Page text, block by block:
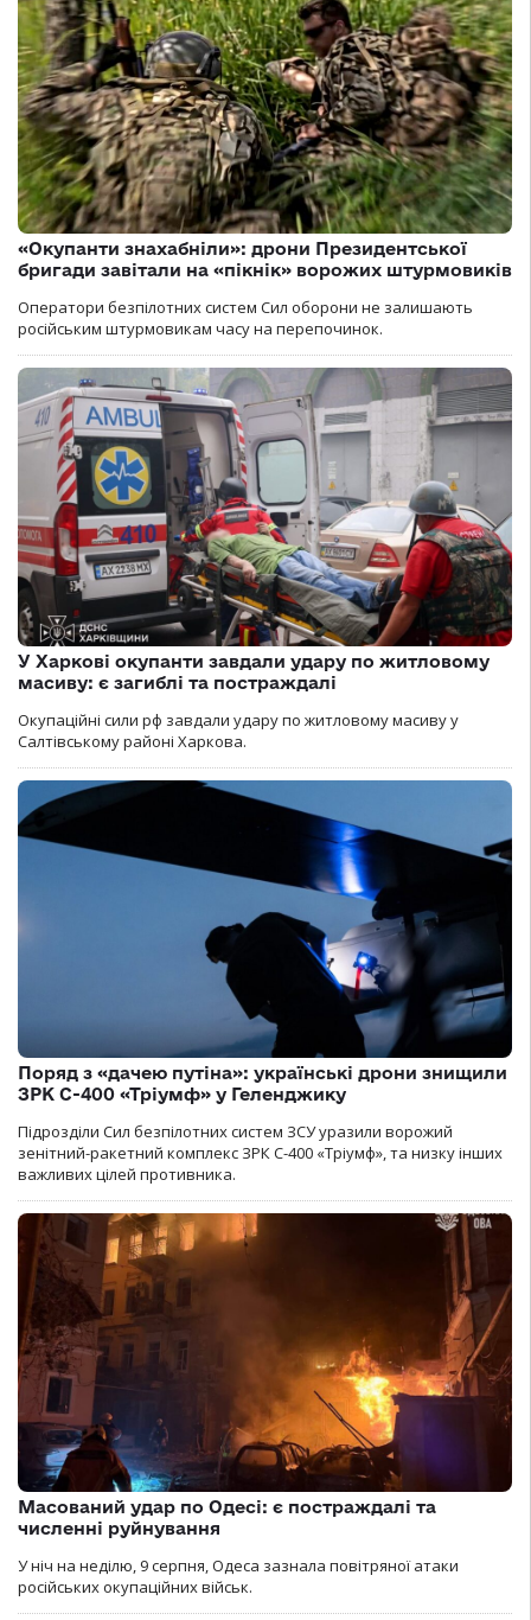
«Окупанти знахабніли»: дрони Президентської
бригади завітали на «пікнік» ворожих штурмовиків
Оператори безпілотних систем Сил оборони не залишають
російським штурмовикам часу на перепочинок.
У Харкові окупанти завдали удару по житловому
масиву: є загиблі та постраждалі
Окупаційні сили рф завдали удару по житловому масиву у
Салтівському районі Харкова.
Поряд з «дачею путіна»: українські дрони знищили
ЗРК С-400 «Тріумф» у Геленджику
Підрозділи Сил безпілотних систем ЗСУ уразили ворожий
зенітний-ракетний комплекс ЗРК С-400 «Тріумф», та низку інших
важливих цілей противника.
Масований удар по Одесі: є постраждалі та
численні руйнування
У ніч на неділю, 9 серпня, Одеса зазнала повітряної атаки
російських окупаційних військ.